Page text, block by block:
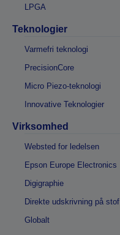
LPGA
Teknologier
Varmefri teknologi
PrecisionCore
Micro Piezo-teknologi
Innovative Teknologier
Virksomhed
Websted for ledelsen
Epson Europe Electronics
Digigraphie
Direkte udskrivning på stof
Globalt